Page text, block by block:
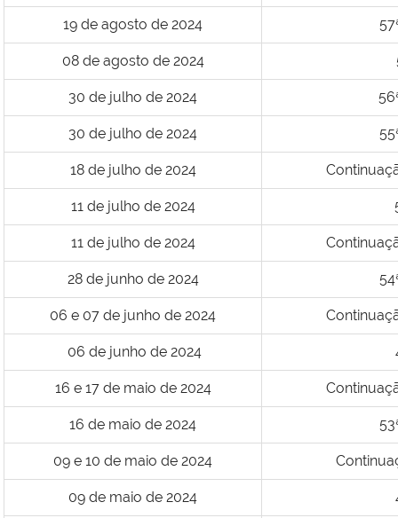
19 de agosto de 2024
08 de agosto de 2024
30 de julho de 2024
30 de julho de 2024
18 de julho de 2024
11 de julho de 2024
11 de julho de 2024
28 de junho de 2024
06 e 07 de junho de 2024
06 de junho de 2024
16 e 17 de maio de 2024
16 de maio de 2024
09 e 10 de maio de 2024
09 de maio de 2024